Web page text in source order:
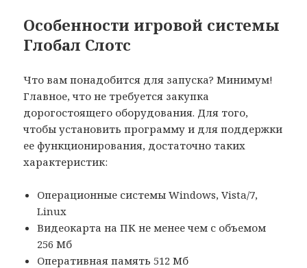
Особенности игровой системы
Глобал Слотс
Что вам понадобится для запуска? Минимум!
Главное, что не требуется закупка
дорогостоящего оборудования. Для того,
чтобы установить программу и для поддержки
ее функционирования, достаточно таких
характеристик:
Операционные системы Windows, Vista/7,
Linux
Видеокарта на ПК не менее чем с объемом
256 Мб
Оперативная память 512 Мб